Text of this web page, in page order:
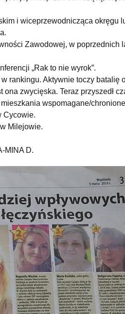
i wiceprzewodnicząca okręgu
Zawodowej, w poprzednich
„Rak to nie wyrok”.
rankingu. Aktywnie toczy batalię
zwycięska. Teraz przyszedł
wspomagane/
Cycowie.
Milejowie.
MINA D.